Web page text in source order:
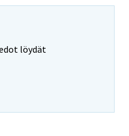
löydät